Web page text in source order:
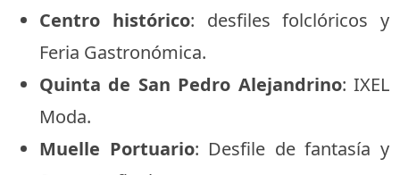
Centro histórico: desfiles folclóricos y
Feria Gastronómica.
Quinta de San Pedro Alejandrino: IXEL
Moda.
Muelle Portuario: Desfile de fantasía y